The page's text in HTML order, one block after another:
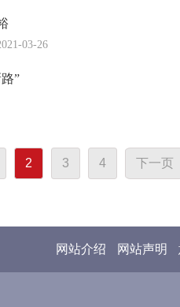
03-26
”
2 3 4 下一页
网站介绍 网站声明